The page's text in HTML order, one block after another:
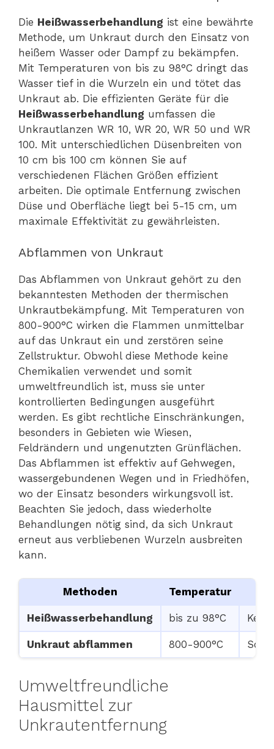
Die Heißwasserbehandlung ist eine bewährte
Methode, um Unkraut durch den Einsatz von
heißem Wasser oder Dampf zu bekämpfen.
Mit Temperaturen von bis zu 98°C dringt das
Wasser tief in die Wurzeln ein und tötet das
Unkraut ab. Die effizienten Geräte für die
Heißwasserbehandlung umfassen die
Unkrautlanzen WR 10, WR 20, WR 50 und WR
100. Mit unterschiedlichen Düsenbreiten von
10 cm bis 100 cm können Sie auf
verschiedenen Flächen Größen effizient
arbeiten. Die optimale Entfernung zwischen
Düse und Oberfläche liegt bei 5-15 cm, um
maximale Effektivität zu gewährleisten.
Abflammen von Unkraut
Das Abflammen von Unkraut gehört zu den
bekanntesten Methoden der thermischen
Unkrautbekämpfung. Mit Temperaturen von
800-900°C wirken die Flammen unmittelbar
auf das Unkraut ein und zerstören seine
Zellstruktur. Obwohl diese Methode keine
Chemikalien verwendet und somit
umweltfreundlich ist, muss sie unter
kontrollierten Bedingungen ausgeführt
werden. Es gibt rechtliche Einschränkungen,
besonders in Gebieten wie Wiesen,
Feldrändern und ungenutzten Grünflächen.
Das Abflammen ist effektiv auf Gehwegen,
wassergebundenen Wegen und in Friedhöfen,
wo der Einsatz besonders wirkungsvoll ist.
Beachten Sie jedoch, dass wiederholte
Behandlungen nötig sind, da sich Unkraut
erneut aus verbliebenen Wurzeln ausbreiten
kann.
Methoden Temperatur
Heißwasserbehandlung bis zu 98°C
Unkraut abflammen 800-900°C
Umweltfreundliche
Hausmittel zur
Unkrautentfernung